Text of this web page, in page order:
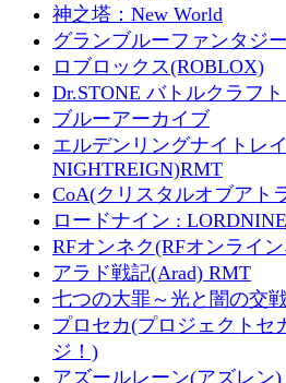
神之塔：New World
グランブルーファンタジ
ロブロックス(ROBLOX)
Dr.STONE バトルクラフト
ブルーアーカイブ
エルデンリングナイトレ
NIGHTREIGN)RMT
CoA(クリスタルオブアト
ロードナイン : LORDNINE
RFオンネク(RFオンライ
アラド戦記(Arad) RMT
七つの大罪～光と闇の交
プロセカ(プロジェクトセ
ジ！)
アズールレーン(アズレン)